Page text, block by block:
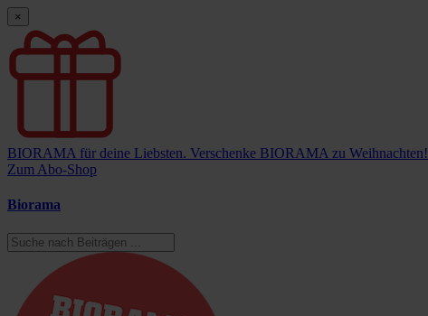
×
BIORAMA für deine Liebsten. Verschenke BIORAMA zu Weihnachten!
Zum Abo-Shop
Biorama